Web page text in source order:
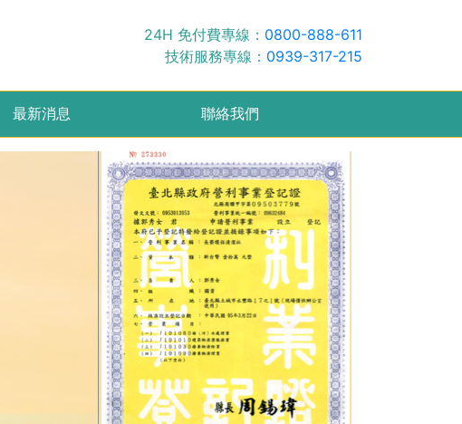
24H 免付費專線： 0800-888-611
技術服務專線： 0939-317-215
最新消息 聯絡我們